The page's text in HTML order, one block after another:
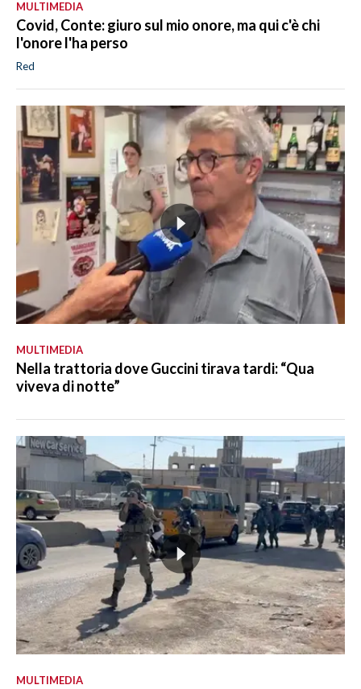
MULTIMEDIA
Covid, Conte: giuro sul mio onore, ma qui c'è chi
l'onore l'ha perso
Red
MULTIMEDIA
Nella trattoria dove Guccini tirava tardi: “Qua
viveva di notte”
MULTIMEDIA